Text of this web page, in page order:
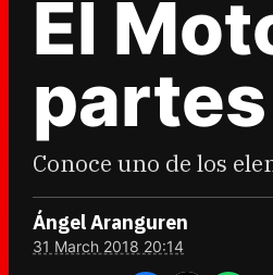
El
Conoce uno de los
Ángel Aranguren
31 March 2018 20:14